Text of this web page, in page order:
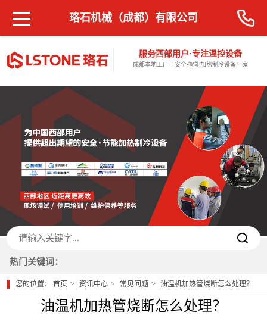
服务西部用户·专注温控设备
成都本地工厂—安全·智能加热制冷设备厂家
珞石机械（成都）有限公司
热门关键词：
您的位置：首页 资讯中心 常见问题 油温机加热管烧断怎么处理？
油温机加热管烧断怎么处理？